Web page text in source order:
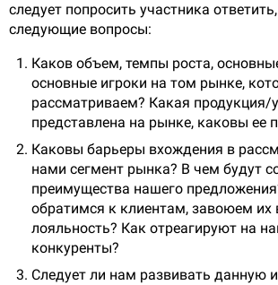
следует попросить участника
следующие вопросы:
Каков объем, темпы роста,
основные игроки на том рынке,
рассматриваем? Какая продукция/
представлена на рынке, каковы ее
Каковы барьеры вхождения в
нами сегмент рынка? В чем будут
преимущества нашего
обратимся к клиентам, завоюем их
лояльность? Как отреагируют на
конкуренты?
Следует ли нам развивать данную